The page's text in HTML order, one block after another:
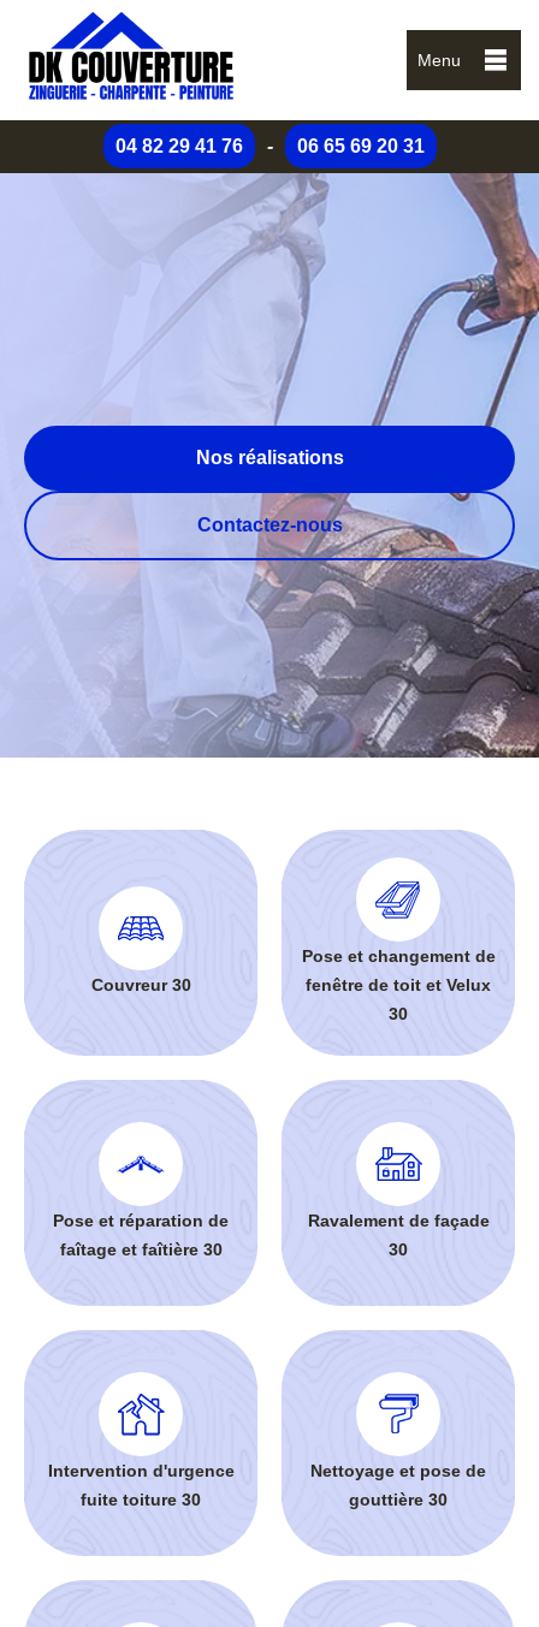
Menu
04 82 29 41 76 - 06 65 69 20 31
Nos réalisations
Contactez-nous
Couvreur 30
Pose et changement de
fenêtre de toit et Velux
30
Pose et réparation de
faîtage et faîtière 30
Ravalement de façade
30
Intervention d'urgence
fuite toiture 30
Nettoyage et pose de
gouttière 30